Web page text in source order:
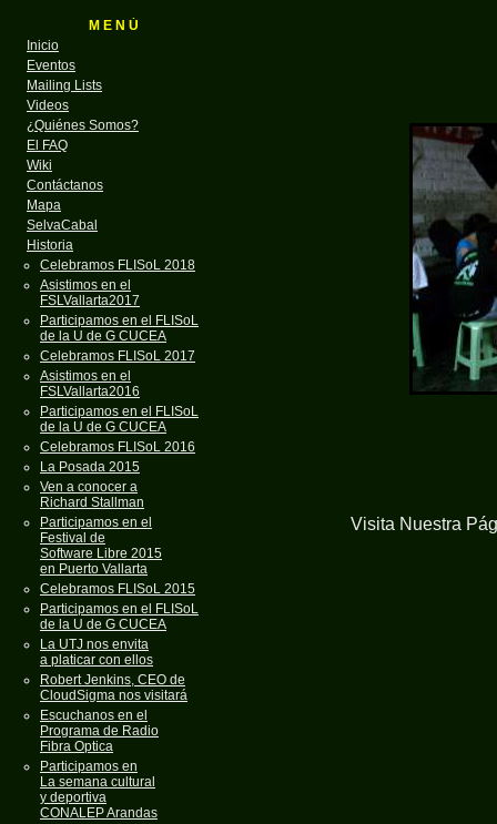
M E N Ú
Inicio
Eventos
Mailing Lists
Videos
¿Quiénes Somos?
El FAQ
Wiki
Contáctanos
Mapa
SelvaCabal
Historia
Celebramos FLISoL 2018
Asistimos en el
FSLVallarta2017
Participamos en el FLISoL
de la U de G CUCEA
Celebramos FLISoL 2017
Asistimos en el
FSLVallarta2016
Participamos en el FLISoL
de la U de G CUCEA
Celebramos FLISoL 2016
La Posada 2015
Ven a conocer a
Richard Stallman
Participamos en el
Festival de
Software Libre 2015
en Puerto Vallarta
Celebramos FLISoL 2015
Participamos en el FLISoL
de la U de G CUCEA
La UTJ nos envita
a platicar con ellos
Robert Jenkins, CEO de
CloudSigma nos visitará
Escuchanos en el
Programa de Radio
Fibra Optica
Participamos en
La semana cultural
y deportiva
CONALEP Arandas
Visita Nuestra